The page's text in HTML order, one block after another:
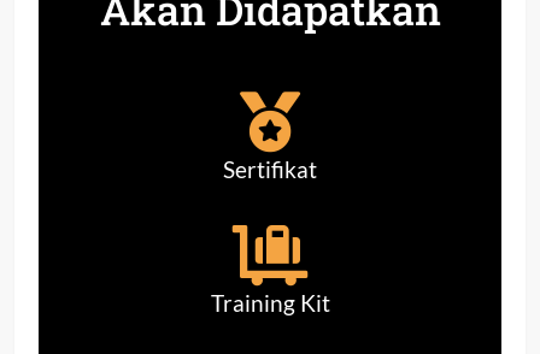
Sertifikat
Training Kit